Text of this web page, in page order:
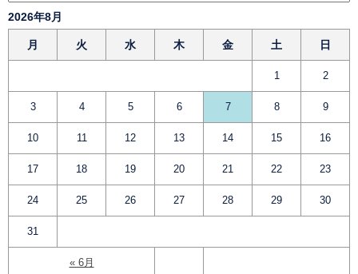
2026年8月
月 火 水 木 金 土 日
« 6月
1 2
3 4 5 6 7 8 9
10 11 12 13 14 15 16
17 18 19 20 21 22 23
24 25 26 27 28 29 30
31